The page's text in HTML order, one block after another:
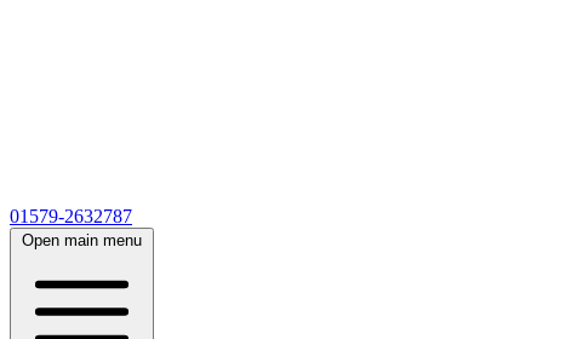
01579-2632787
Open main menu